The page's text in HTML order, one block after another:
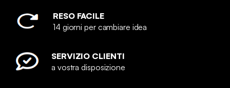
RESO FACILE
14 giorni per cambiare idea
SERVIZIO CLIENTI
a vostra disposizione